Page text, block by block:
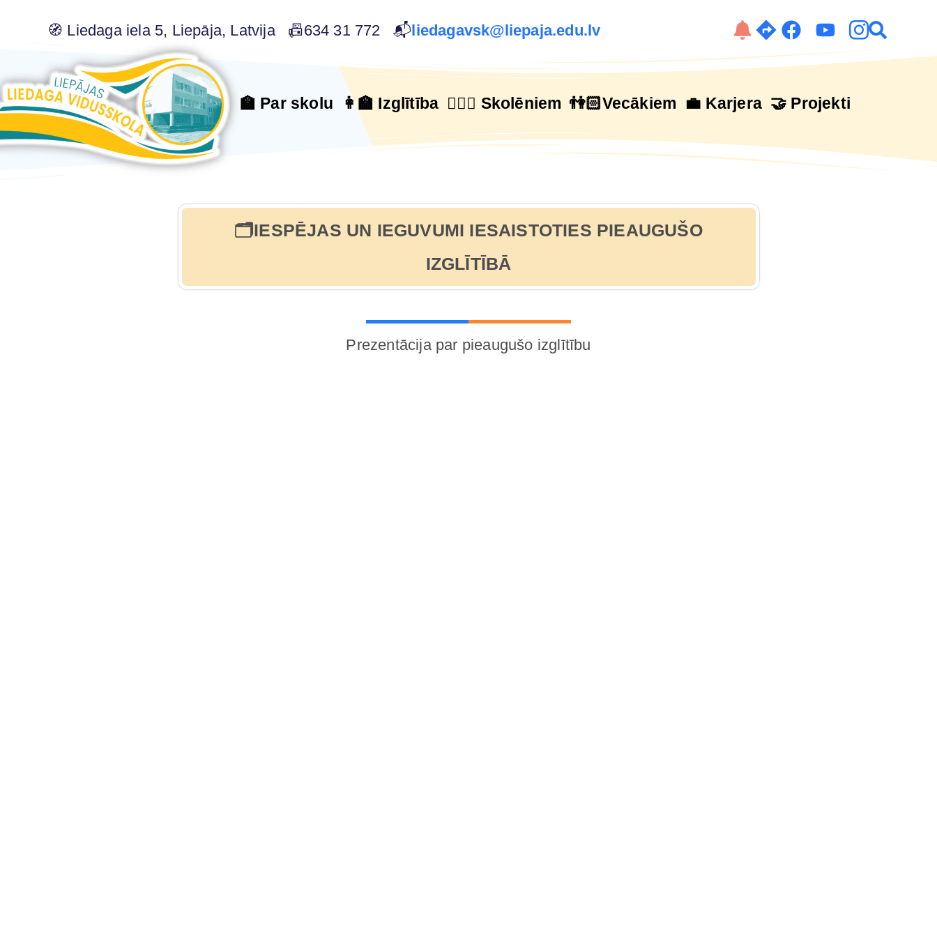
🧭 Liedaga iela 5, Liepāja, Latvija 📠634 31 772 📬 liedagavsk@liepaja.edu.lv
🏫 Par skolu 👩‍🏫 Izglītība 🙋🏻‍♂️ Skolēniem 👫🏻Vecākiem 💼 Karjera 🤝 Projekti
🗂️IESPĒJAS UN IEGUVUMI IESAISTOTIES PIEAUGUŠO
IZGLĪTĪBĀ
Prezentācija par pieaugušo izglītību